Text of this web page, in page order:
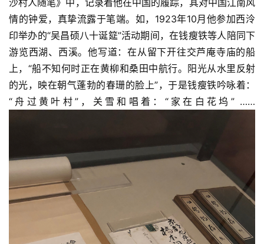
沙村人随笔》中，记录着他在中国的履踪，其对中国江南风
情的钟爱，真挚流露于笔端。如，1923年10月他参加西泠
印举办的“吴昌硕八十诞筵”活动期间，在钱瘦铁等人陪同下
游览西湖、西溪。他写道：在从留下开往交芦庵寺庙的船
上，“船不知何时正在黄柳和桑田中航行。阳光从水里反射
的光，映在朝气蓬勃的春珊的脸上”，于是钱瘦铁吟咏着：
“舟过黄叶村”，关雪和唱着：“家在白花坞” ……